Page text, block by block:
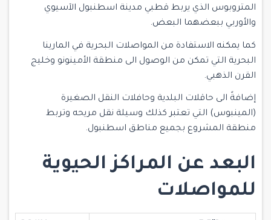
المتروبوس الذي يربط قطبي مدينة اسطنبول الآسيوي
والأوربي ببعضهما البعض.
كما يمكنه الاستفادة من المواصلات البحرية في المارينا
البحرية التي تمكن من الوصول الى منطقة الأمينونو وخليج
القرن الذهبي.
إضافةً الى حاقلات البلدية وحافلات النقل الصغيرة
(المينبوس) التي تعتبر كذلك وسيلة نقل مريحه وتربط
منطقة المشروع بجميع مناطق اسطنبول.
البعد عن المراكز الحيوية
للمواصلات